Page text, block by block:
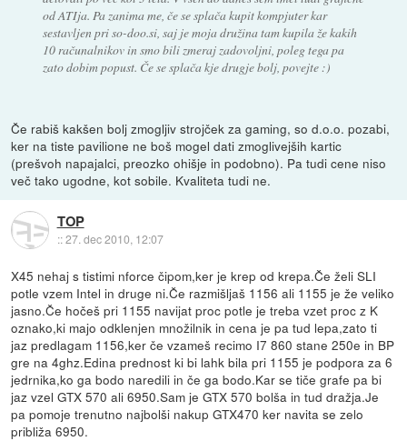
od ATIja. Pa zanima me, če se splača kupit kompjuter kar
sestavljen pri so-doo.si, saj je moja družina tam kupila že kakih
10 računalnikov in smo bili zmeraj zadovoljni, poleg tega pa
zato dobim popust. Če se splača kje drugje bolj, povejte :)
Če rabiš kakšen bolj zmogljiv strojček za gaming, so d.o.o. pozabi,
ker na tiste pavilione ne boš mogel dati zmoglivejših kartic
(prešvoh napajalci, preozko ohišje in podobno). Pa tudi cene niso
več tako ugodne, kot sobile. Kvaliteta tudi ne.
TOP
::27. dec 2010, 12:07
X45 nehaj s tistimi nforce čipom,ker je krep od krepa.Če želi SLI
potle vzem Intel in druge ni.Če razmišljaš 1156 ali 1155 je že veliko
jasno.Če hočeš pri 1155 navijat proc potle je treba vzet proc z K
oznako,ki majo odklenjen množilnik in cena je pa tud lepa,zato ti
jaz predlagam 1156,ker če vzameš recimo I7 860 stane 250e in BP
gre na 4ghz.Edina prednost ki bi lahk bila pri 1155 je podpora za 6
jedrnika,ko ga bodo naredili in če ga bodo.Kar se tiče grafe pa bi
jaz vzel GTX 570 ali 6950.Sam je GTX 570 bolša in tud dražja.Je
pa pomoje trenutno najbolši nakup GTX470 ker navita se zelo
približa 6950.